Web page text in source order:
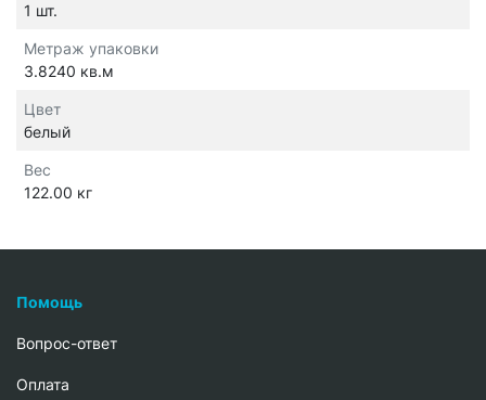
1 шт.
Метраж упаковки
3.8240 кв.м
Цвет
белый
Вес
122.00 кг
Помощь
Вопрос-ответ
Oплата